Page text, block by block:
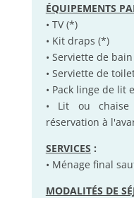
ÉQUIPEMENTS
• TV (*)
• Kit draps (*)
• Serviette de
• Serviette de
• Pack linge de lit
• Lit ou
réservation à
SERVICES :
• Ménage final
MODALITÉS DE